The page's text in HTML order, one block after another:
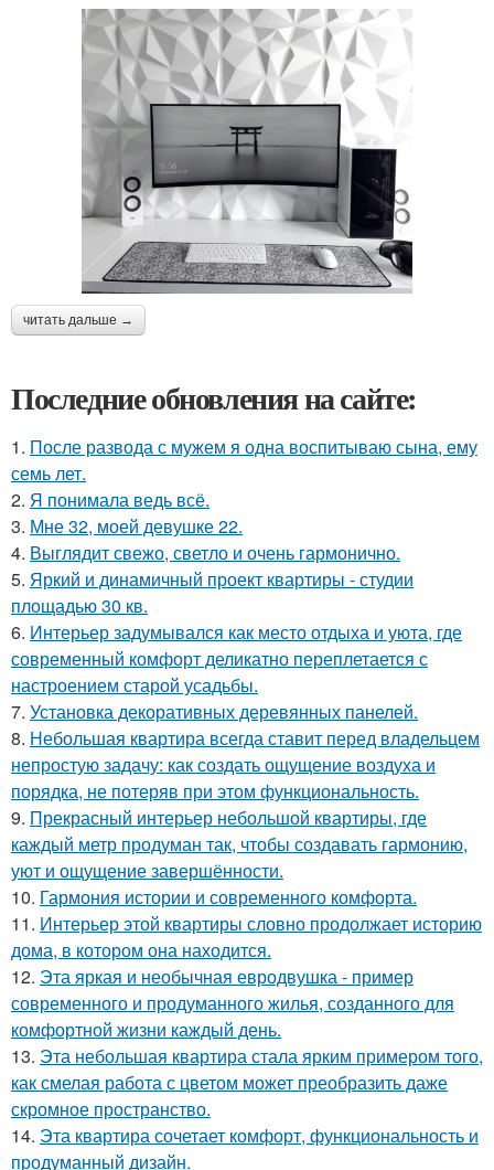
читать дальше →
Последние обновления на сайте:
1. После развода с мужем я одна воспитываю сына, ему
семь лет.
2. Я понимала ведь всё.
3. Мне 32, моей девушке 22.
4. Выглядит свежо, светло и очень гармонично.
5. Яркий и динамичный проект квартиры - студии
площадью 30 кв.
6. Интерьер задумывался как место отдыха и уюта, где
современный комфорт деликатно переплетается с
настроением старой усадьбы.
7. Установка декоративных деревянных панелей.
8. Небольшая квартира всегда ставит перед владельцем
непростую задачу: как создать ощущение воздуха и
порядка, не потеряв при этом функциональность.
9. Прекрасный интерьер небольшой квартиры, где
каждый метр продуман так, чтобы создавать гармонию,
уют и ощущение завершённости.
10. Гармония истории и современного комфорта.
11. Интерьер этой квартиры словно продолжает историю
дома, в котором она находится.
12. Эта яркая и необычная евродвушка - пример
современного и продуманного жилья, созданного для
комфортной жизни каждый день.
13. Эта небольшая квартира стала ярким примером того,
как смелая работа с цветом может преобразить даже
скромное пространство.
14. Эта квартира сочетает комфорт, функциональность и
продуманный дизайн.